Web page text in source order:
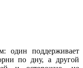
один поддерживает
по дну, а другой